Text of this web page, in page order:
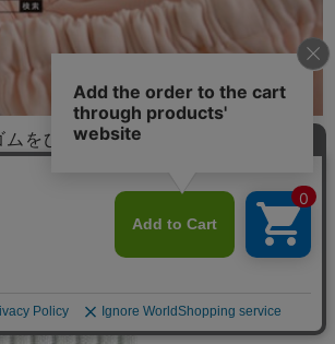
をひっぱりしばるなどし調節、交換
感が少なくお腹にあたる部分もやさし
すすめです。当店で使用しているBB
ずれにくいのにきつすぎない、パジ